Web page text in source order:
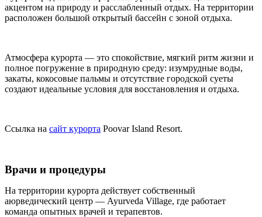
акцентом на природу и расслабленный отдых. На территории
расположен большой открытый бассейн с зоной отдыха.
Атмосфера курорта — это спокойствие, мягкий ритм жизни и
полное погружение в природную среду: изумрудные воды,
закаты, кокосовые пальмы и отсутствие городской суеты
создают идеальные условия для восстановления и отдыха.
Cсылка на сайт курорта Poovar Island Resort.
Врачи и процедуры
На территории курорта действует собственный
аюрведический центр — Ayurveda Village, где работает
команда опытных врачей и терапевтов.